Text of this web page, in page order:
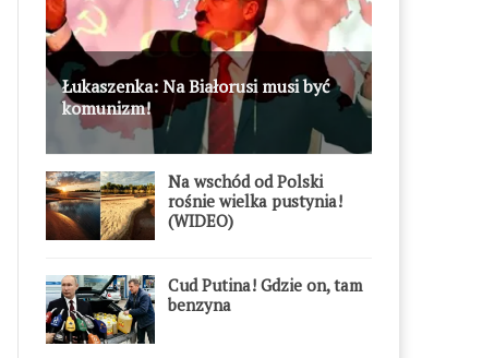
Łukaszenka: Na Białorusi musi być
komunizm!
Na wschód od Polski
rośnie wielka pustynia!
(WIDEO)
Cud Putina! Gdzie on, tam
benzyna